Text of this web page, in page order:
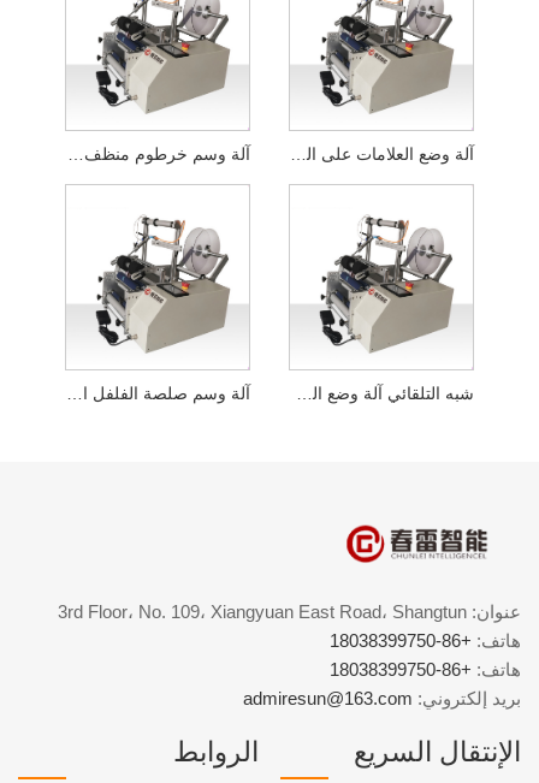
آلة وسم خرطوم منظف الوجه المسطح شبه الأوتوماتيكي آلة وضع العلامات على الزجاجات المسطحة السائلة شبه الأوتوماتيكية
شبه التلقائي آلة وضع العلامات على زجاجة مسحوق مجفف بالتجميد
عنوان: 3rd Floor، No. 109، Xiangyuan East Road، Shangtun
هاتف: +86-18038399750
هاتف: +86-18038399750
بريد إلكتروني: admiresun@163.com
الإنتقال السريع الروابط